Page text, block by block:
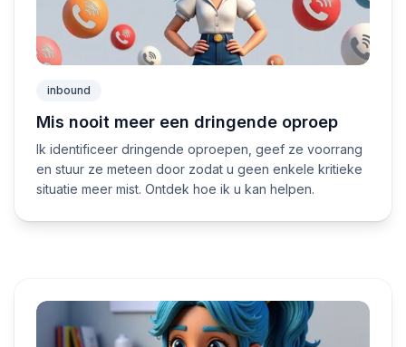
inbound
Mis nooit meer een dringende oproep
Ik identificeer dringende oproepen, geef ze voorrang
en stuur ze meteen door zodat u geen enkele kritieke
situatie meer mist. Ontdek hoe ik u kan helpen.